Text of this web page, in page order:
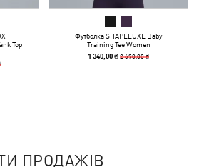
Top
Футболка SHAPELUXE Baby
Training Tee Women
1 340,00 ₴2 690,00 ₴
ПРОДАЖІВ